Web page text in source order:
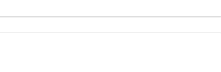
avec rangements. Une salle de bain avec baignoire et